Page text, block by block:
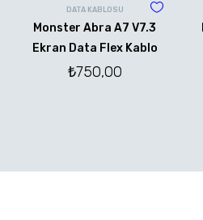
DATA KABLOSU
Monster Abra A7 V7.3
Ekran Data Flex Kablo
₺750,00